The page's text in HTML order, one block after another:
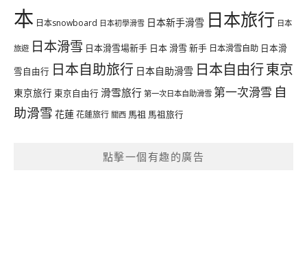
本 日本snowboard 日本初學滑雪 日本新手滑雪 日本旅行 日本
旅遊 日本滑雪 日本滑雪場新手 日本 滑雪 新手 日本滑雪自助 日本滑
雪自由行 日本自助旅行 日本自助滑雪 日本自由行東京
東京旅行 東京自由行 滑雪旅行 第一次日本自助滑雪 第一次滑雪 自
助滑雪 花蓮花蓮旅行 關西 馬祖 馬祖旅行
點擊一個有趣的廣告